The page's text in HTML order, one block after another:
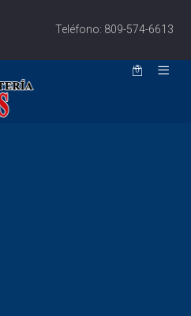
Teléfono: 809-574-6613